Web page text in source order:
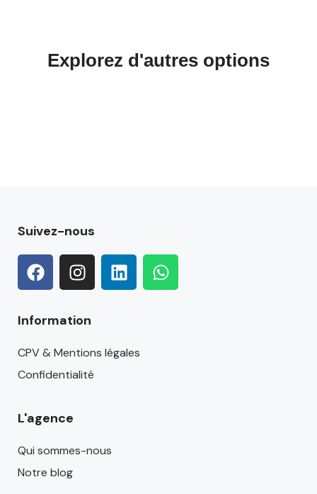
Explorez d'autres options
Suivez-nous
Information
CPV & Mentions légales
Confidentialité
L'agence
Qui sommes-nous
Notre blog